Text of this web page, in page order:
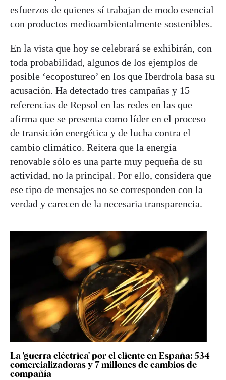
esfuerzos de quienes sí trabajan de modo esencial
con productos medioambientalmente sostenibles.
En la vista que hoy se celebrará se exhibirán, con
toda probabilidad, algunos de los ejemplos de
posible ‘ecopostureo’ en los que Iberdrola basa su
acusación. Ha detectado tres campañas y 15
referencias de Repsol en las redes en las que
afirma que se presenta como líder en el proceso
de transición energética y de lucha contra el
cambio climático. Reitera que la energía
renovable sólo es una parte muy pequeña de su
actividad, no la principal. Por ello, considera que
ese tipo de mensajes no se corresponden con la
verdad y carecen de la necesaria transparencia.
La 'guerra eléctrica' por el cliente en España: 534
comercializadoras y 7 millones de cambios de
compañía